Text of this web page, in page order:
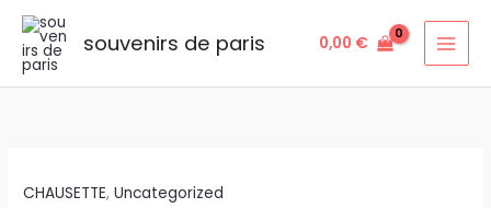
Aller
contenu
souvenirs de paris 0,00 €
CHAUSETTE,Uncategorized
de